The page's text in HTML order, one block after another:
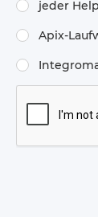
jeder
Apix-